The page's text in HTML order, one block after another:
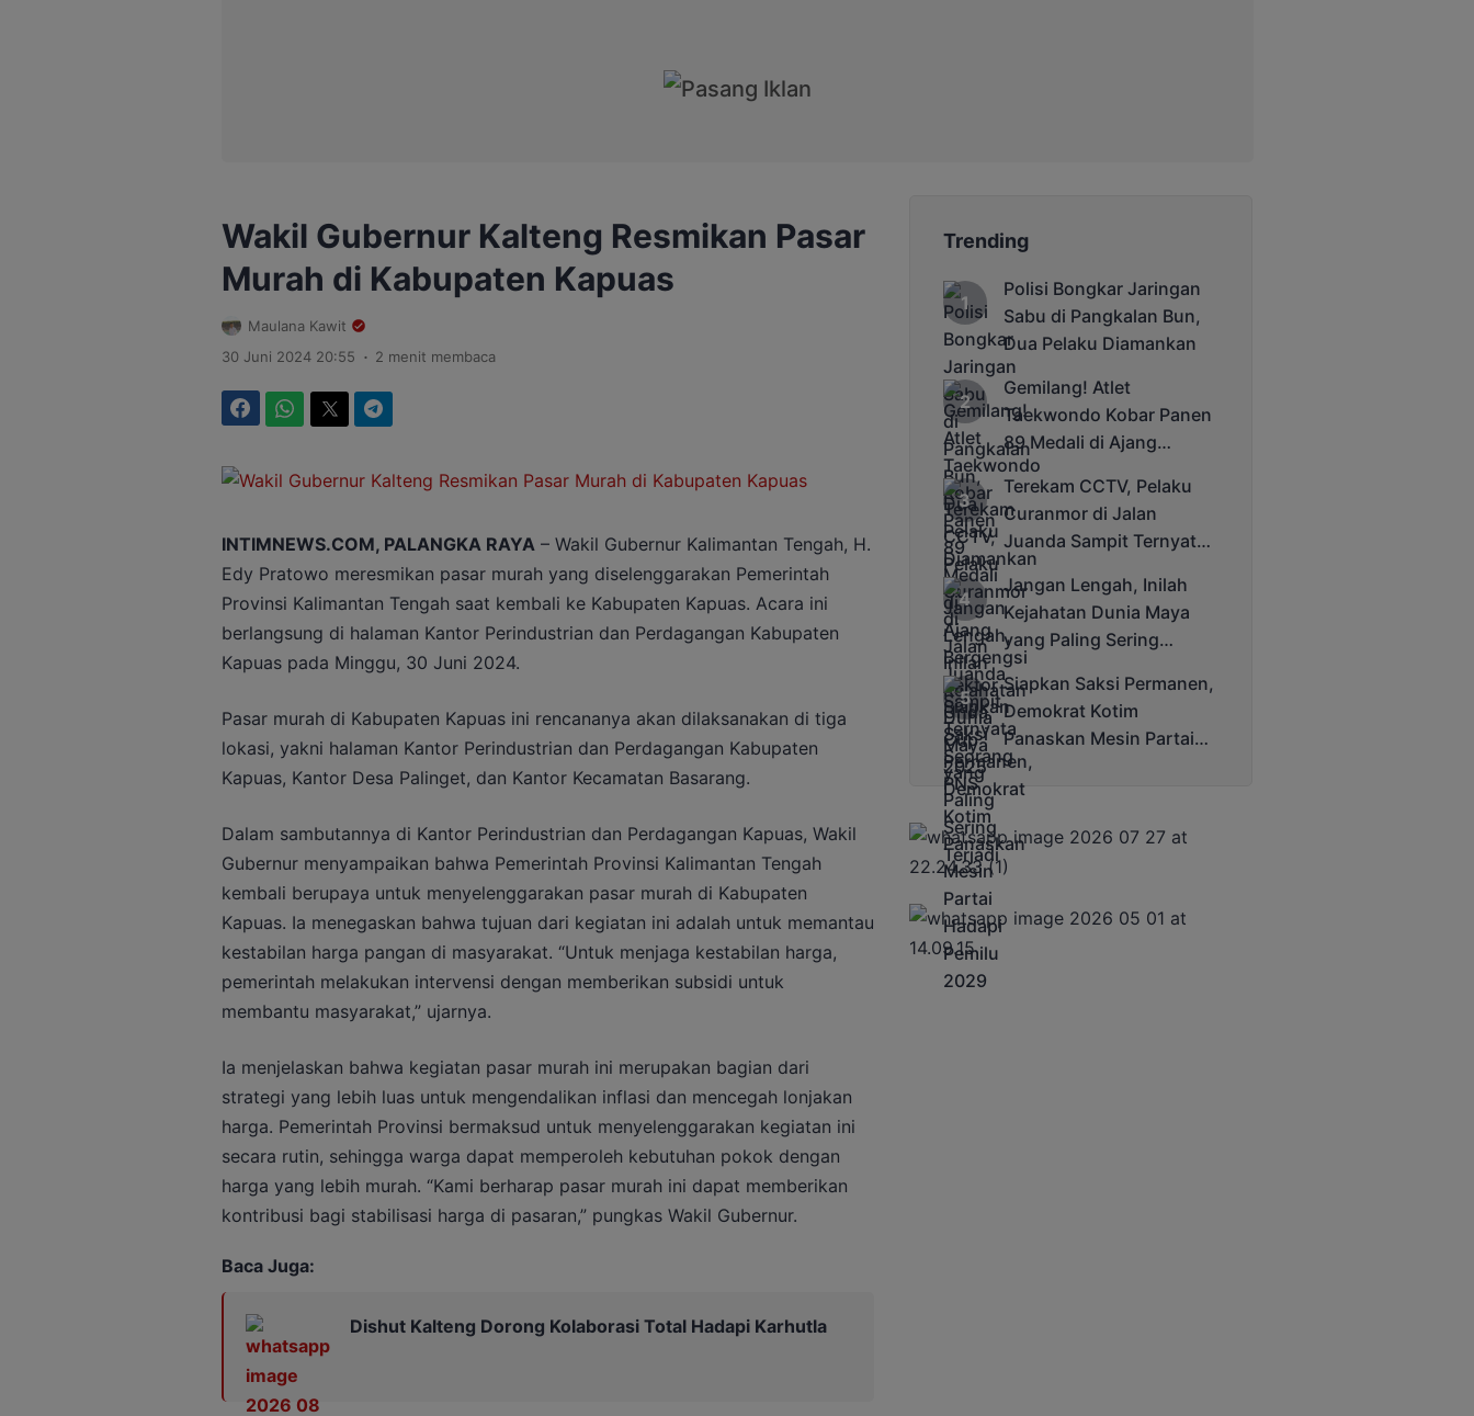
Wakil Gubernur Kalteng Resmikan Pasar
Murah di Kabupaten Kapuas
Maulana Kawit
30 Juni 2024 20:55 . 2 menit membaca
INTIMNEWS.COM, PALANGKA RAYA– Wakil Gubernur Kalimantan Tengah, H.
Edy Pratowo meresmikan pasar murah yang diselenggarakan Pemerintah
Provinsi Kalimantan Tengah saat kembali ke Kabupaten Kapuas. Acara ini
berlangsung di halaman Kantor Perindustrian dan Perdagangan Kabupaten
Kapuas pada Minggu, 30 Juni 2024.
Pasar murah di Kabupaten Kapuas ini rencananya akan dilaksanakan di tiga
lokasi, yakni halaman Kantor Perindustrian dan Perdagangan Kabupaten
Kapuas, Kantor Desa Palinget, dan Kantor Kecamatan Basarang.
Dalam sambutannya di Kantor Perindustrian dan Perdagangan Kapuas, Wakil
Gubernur menyampaikan bahwa Pemerintah Provinsi Kalimantan Tengah
kembali berupaya untuk menyelenggarakan pasar murah di Kabupaten
Kapuas. Ia menegaskan bahwa tujuan dari kegiatan ini adalah untuk memantau
kestabilan harga pangan di masyarakat. “Untuk menjaga kestabilan harga,
pemerintah melakukan intervensi dengan memberikan subsidi untuk
membantu masyarakat,” ujarnya.
Ia menjelaskan bahwa kegiatan pasar murah ini merupakan bagian dari
strategi yang lebih luas untuk mengendalikan inflasi dan mencegah lonjakan
harga. Pemerintah Provinsi bermaksud untuk menyelenggarakan kegiatan ini
secara rutin, sehingga warga dapat memperoleh kebutuhan pokok dengan
harga yang lebih murah. “Kami berharap pasar murah ini dapat memberikan
kontribusi bagi stabilisasi harga di pasaran,” pungkas Wakil Gubernur.
Baca Juga:
Dishut Kalteng Dorong Kolaborasi Total Hadapi Karhutla
Trending
Polisi Bongkar Jaringan
Sabu di Pangkalan Bun,
Dua Pelaku Diamankan
Gemilang! Atlet
Taekwondo Kobar Panen
89 Medali di Ajang
Bergengsi Rektor Unda
Cup 2025
Terekam CCTV, Pelaku
Curanmor di Jalan
Juanda Sampit Ternyata
Seorang PNS
Jangan Lengah, Inilah
Kejahatan Dunia Maya
yang Paling Sering
Terjadi
Siapkan Saksi Permanen,
Demokrat Kotim
Panaskan Mesin Partai
Hadapi Pemilu 2029